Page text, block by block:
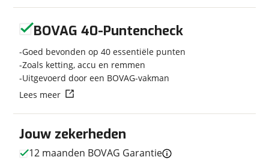
Geschikt voor
A rijbewijs
Soort voertuig
Motor
Techniek
Motorinhoud
Aantal cilinders
2
Jouw zekerheden
12 maanden BOVAG Garantie
BOVAG 40-Puntencheck
Goed bevonden op 40 essentiële punten
Zoals ketting, accu en remmen
Uitgevoerd door een BOVAG-vakman
Lees meer